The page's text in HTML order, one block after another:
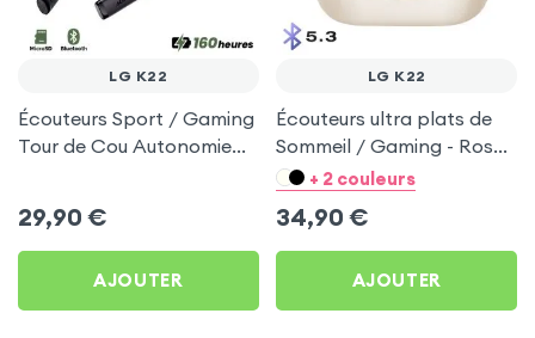
LG K22
Écouteurs Sport / Gaming
Tour de Cou Autonomie
29,90 €
AJOUTER
LG K22
Écouteurs ultra plats de
Sommeil / Gaming - Rose
pour LG K22
+ 2 couleurs
34,90 €
AJOUTER